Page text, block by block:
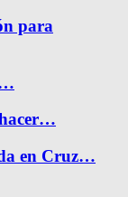
para
en Cruz…